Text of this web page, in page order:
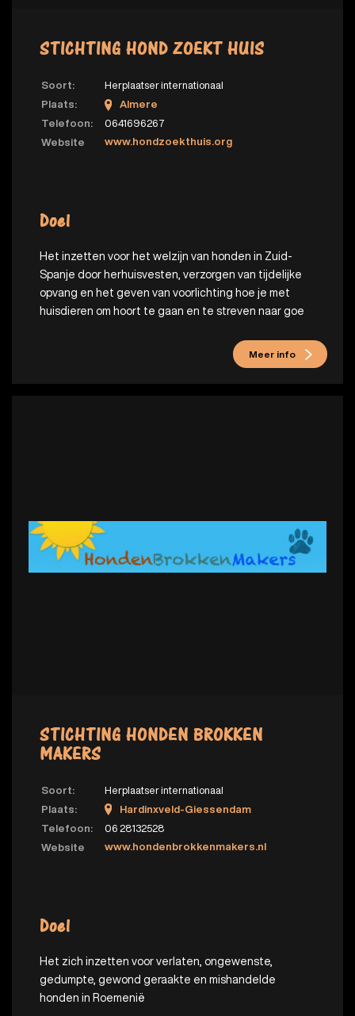
STICHTING HOND ZOEKT HUIS
Soort:
Herplaatser internationaal
Plaats:
Almere
Telefoon:
0641696267
Website
www.hondzoekthuis.org
Doel
Het inzetten voor het welzijn van honden in Zuid-
Spanje door herhuisvesten, verzorgen van tijdelijke
opvang en het geven van voorlichting hoe je met
huisdieren om hoort te gaan en te streven naar goe
Meer info
STICHTING HONDEN BROKKEN
MAKERS
Soort:
Herplaatser internationaal
Plaats:
Hardinxveld-Giessendam
Telefoon:
06 28132528
Website
www.hondenbrokkenmakers.nl
Doel
Het zich inzetten voor verlaten, ongewenste,
gedumpte, gewond geraakte en mishandelde
honden in Roemenië